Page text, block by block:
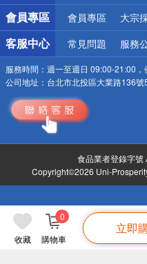
收藏 購物車
0
立即
會員專區 會員專區 大宗
客服中心 常見問題 服務
服務時間： 週一至週日 09:00-21:00
公司地址： 台北市北投區大業路136號
食品業者登錄字
Copyright©2026 Uni-